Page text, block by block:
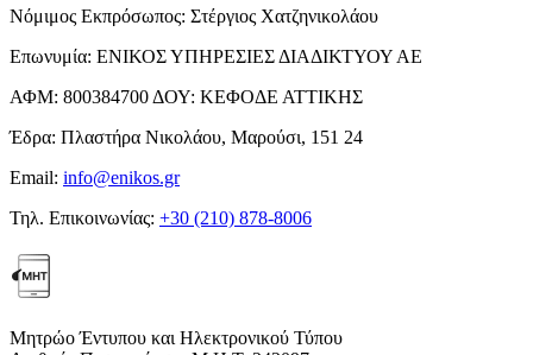
Νόμιμος Εκπρόσωπος: Στέργιος Χατζηνικολάου
Επωνυμία: ΕΝΙΚΟΣ ΥΠΗΡΕΣΙΕΣ ΔΙΑΔΙΚΤΥΟΥ ΑΕ
ΑΦΜ: 800384700 ΔΟΥ: ΚΕΦΟΔΕ ΑΤΤΙΚΗΣ
Έδρα: Πλαστήρα Νικολάου, Μαρούσι, 151 24
Email: info@enikos.gr
Τηλ. Επικοινωνίας: +30 (210) 878-8006
Μητρώο Έντυπου και Ηλεκτρονικού Τύπου